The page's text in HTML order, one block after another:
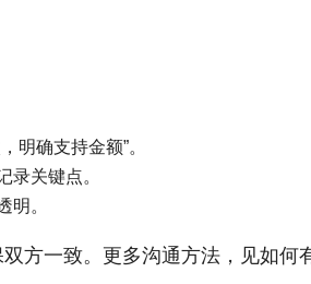
明确支持金额”。
录关键点。
明。
方一致。更多沟通方法，见如何